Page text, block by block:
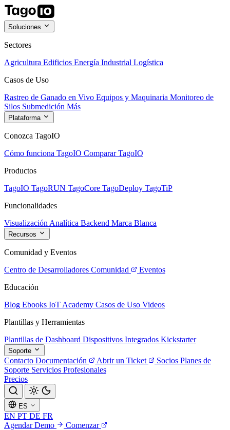
Soluciones
Sectores
Agricultura Edificios Energía Industrial Logística
Casos de Uso
Rastreo de Ganado en Vivo Equipos y Maquinaria Monitoreo de
Silos Submedición Más
Plataforma
Conozca TagoIO
Cómo funciona TagoIO Comparar TagoIO
Productos
TagoIO TagoRUN TagoCore TagoDeploy TagoTiP
Funcionalidades
Visualización Analítica Backend Marca Blanca
Recursos
Comunidad y Eventos
Centro de Desarrolladores Comunidad
Eventos
Educación
Blog Ebooks IoT Academy Casos de Uso Videos
Plantillas y Herramientas
Plantillas de Dashboard Dispositivos Integrados Kickstarter
Soporte
Contacto Documentación Abrir un Ticket Socios Planes de
Soporte Servicios Profesionales
Precios
ES
EN PT DE FR
Agendar Demo
Comenzar